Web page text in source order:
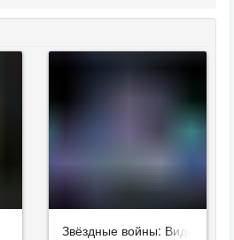
Звёздные войны: Видения.